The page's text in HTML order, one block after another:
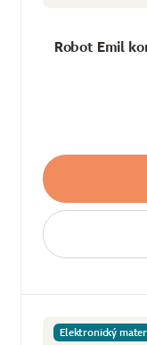
Robot Emil
Elektronický